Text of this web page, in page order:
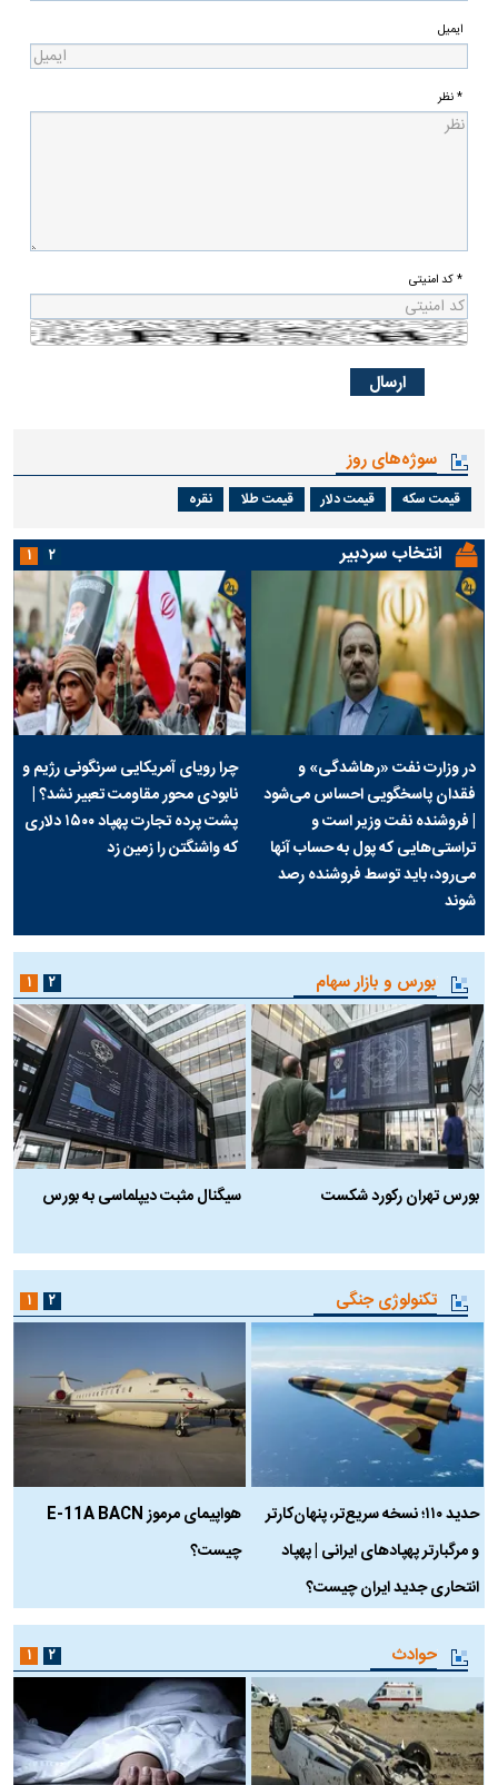
ایمیل
* نظر
* کد امنیتی
سوژه‌های روز
قیمت سکه قیمت دلار قیمت طلا نقره
انتخاب سردبیر
در وزارت نفت «رهاشدگی» و
فقدان پاسخگویی احساس می‌شود
| فروشنده نفت وزیر است و
تراستی‌هایی که پول به حساب آنها
می‌رود، باید توسط فروشنده رصد
شوند
چرا رویای آمریکایی سرنگونی رژیم و
نابودی محور مقاومت تعبیر نشد؟ |
پشت پرده تجارت پهپاد‌ ۱۵۰۰ دلاری
که واشنگتن را زمین زد
۱ ۲
بورس و بازار سهام
بورس تهران رکورد شکست
سیگنال مثبت دیپلماسی به بورس
۱ ۲
تکنولوژی جنگی
حدید ۱۱۰؛ نسخه سریع‌تر، پنهان‌کارتر
و مرگبارتر پهپادهای ایرانی | پهپاد
انتحاری جدید ایران چیست؟
هواپیمای مرموز E-11A BACN
چیست؟
۱ ۲
حوادث ۱ ۲